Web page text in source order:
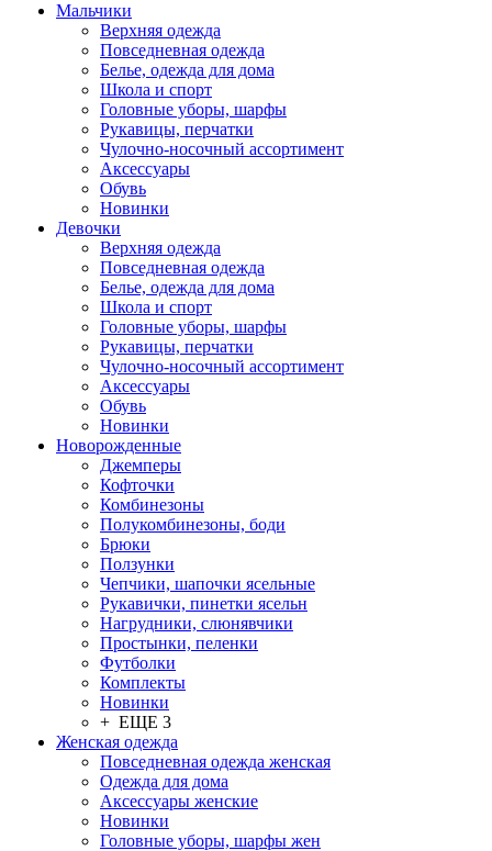
Мальчики
Верхняя одежда
Повседневная одежда
Белье, одежда для дома
Школа и спорт
Головные уборы, шарфы
Рукавицы, перчатки
Чулочно-носочный ассортимент
Аксессуары
Обувь
Новинки
Девочки
Верхняя одежда
Повседневная одежда
Белье, одежда для дома
Школа и спорт
Головные уборы, шарфы
Рукавицы, перчатки
Чулочно-носочный ассортимент
Аксессуары
Обувь
Новинки
Новорожденные
Джемперы
Кофточки
Комбинезоны
Полукомбинезоны, боди
Брюки
Ползунки
Чепчики, шапочки ясельные
Рукавички, пинетки ясельн
Нагрудники, слюнявчики
Простынки, пеленки
Футболки
Комплекты
Новинки
+ ЕЩЕ 3
Женская одежда
Повседневная одежда женская
Одежда для дома
Аксессуары женские
Новинки
Головные уборы, шарфы жен